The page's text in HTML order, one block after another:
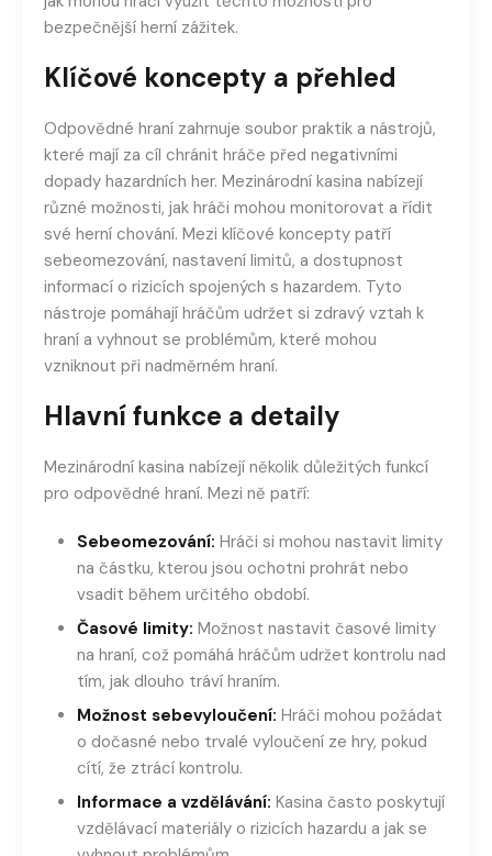
bezpečnější herní zážitek.
Klíčové koncepty a přehled
Odpovědné hraní zahrnuje soubor praktik a nástrojů,
které mají za cíl chránit hráče před negativními
dopady hazardních her. Mezinárodní kasina nabízejí
různé možnosti, jak hráči mohou monitorovat a řídit
své herní chování. Mezi klíčové koncepty patří
sebeomezování, nastavení limitů, a dostupnost
informací o rizicích spojených s hazardem. Tyto
nástroje pomáhají hráčům udržet si zdravý vztah k
hraní a vyhnout se problémům, které mohou
vzniknout při nadměrném hraní.
Hlavní funkce a detaily
Mezinárodní kasina nabízejí několik důležitých funkcí
pro odpovědné hraní. Mezi ně patří:
Sebeomezování: Hráči si mohou nastavit limity
na částku, kterou jsou ochotni prohrát nebo
vsadit během určitého období.
Časové limity: Možnost nastavit časové limity
na hraní, což pomáhá hráčům udržet kontrolu nad
tím, jak dlouho tráví hraním.
Možnost sebevyloučení: Hráči mohou požádat
o dočasné nebo trvalé vyloučení ze hry, pokud
cítí, že ztrácí kontrolu.
Informace a vzdělávání: Kasina často poskytují
vzdělávací materiály o rizicích hazardu a jak se